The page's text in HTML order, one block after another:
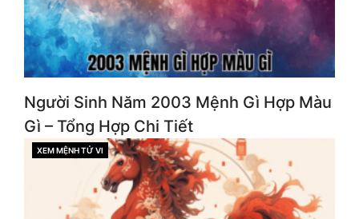
Người Sinh Năm 2003 Mệnh Gì Hợp Màu
Gì – Tổng Hợp Chi Tiết
CATEGORIES
XEM MỆNH TỬ VI